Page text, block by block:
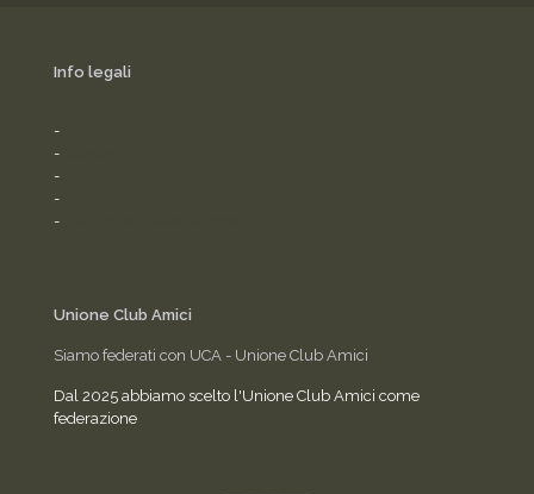
Info legali
-
-
-
-
-
Unione Club Amici
Siamo federati con UCA - Unione Club Amici
Dal 2025 abbiamo scelto l'Unione Club Amici come
federazione